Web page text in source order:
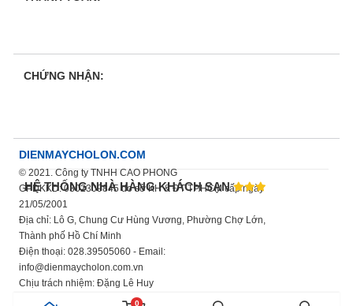
HỆ THỐNG NHÀ HÀNG KHÁCH SẠN
CHỨNG NHẬN:
DIENMAYCHOLON.COM
© 2021. Công ty TNHH CAO PHONG
GPDKKD: 0302309845 do sở KH & ĐT TP.HCM cấp ngày
21/05/2001
Địa chỉ: Lô G, Chung Cư Hùng Vương, Phường Chợ Lớn,
Thành phố Hồ Chí Minh
Điện thoại: 028.39505060 - Email:
info@dienmaycholon.com.vn
Chịu trách nhiệm: Đặng Lê Huy
Xem thêm chính sách bảo mật thông tin
0